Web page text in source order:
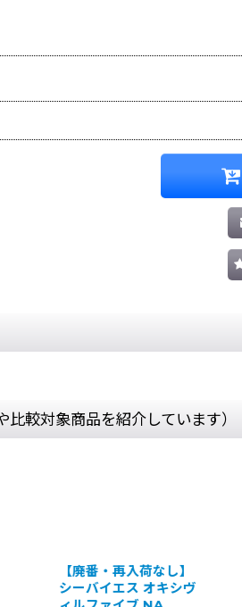
較対象商品を紹介しています）
) グリ
[3.8L] -
シーバイエス 多目
菌クリーナー